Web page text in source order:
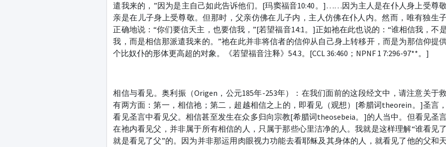
遣我来的，”因为是主自己如此告诉他们。[玛窦福音10:40。]……因为主人是在仆人身上受尊
亲是在儿子身上受尊敬。但那时，父亲仿佛在儿子内，主人仿佛在仆人内。然而，唯有独生
正确地说：“你们要信天主，也要信我，”[若望福音14:1。]正如祂在此也说的：“谁相信我，不
我，而是相信那派遣我来的。”祂在此并非将信者的信仰从自己身上转移开，而是为那信仰提
个比奴仆的形体更高超的对象。《若望福音注释》54.3。[CCL 36:460；NPNF 1 7:296-97**。]
相信与看见。奥利振（Origen，公元185年-253年）：在我们面前的这段经文中，请注意关于
有两方面：第一，相信祂；第二，超越相信之上的，即看见（观想）[希腊词theorein。]圣言
看见圣言中看见父。相信甚至发生在众多归向宗教[希腊词theosebeia。]的人当中。但看见圣
在祂内看见父，并非属于所有相信的人，只属于那些心里洁净的人。我就是这样理解“谁看见了
就是看见了父”的。因为并非那运用肉眼视力功能去看耶稣及其身体的人，就看见了他的父和天